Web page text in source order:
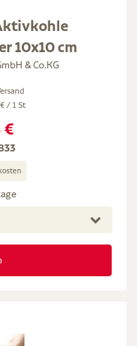
10x10 cm
& Co.KG
/ 1 St